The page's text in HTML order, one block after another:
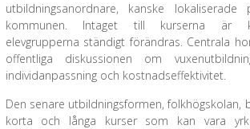
utbildningsanordnare, kanske
kommunen. Intaget till kurserna är
elevgrupperna ständigt förändras. Centrala
offentliga diskussionen om
individanpassning och kostnadseffektivitet.
Den senare utbildningsformen, folkhögskolan,
korta och långa kurser som kan vara